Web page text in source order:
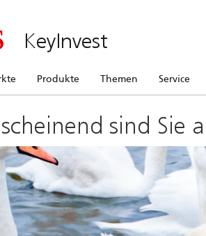
KeyInvest
Produkte Themen Service
sind Sie